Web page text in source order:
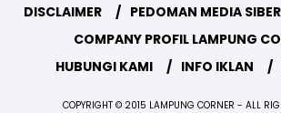
DISCLAIMER PEDOMAN MEDIA SIBER
COMPANY PROFIL LAMPUNG
HUBUNGI KAMI
INFO IKLAN
COPYRIGHT © 2015 LAMPUNG CORNER - ALL